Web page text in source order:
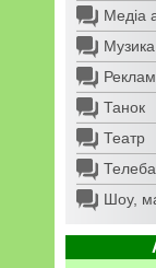
Медіа
Музика
Танок
Театр
Шоу,